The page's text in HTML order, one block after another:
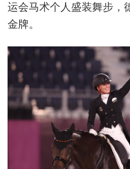
运会马术个人盛装舞步，
金牌。